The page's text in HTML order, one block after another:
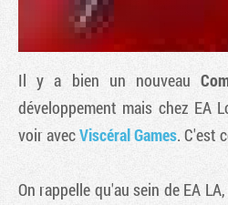
Il y a bien un nouveau
développement mais chez EA
voir avecViscéral Games. C'est
On rappelle qu'au sein de EA